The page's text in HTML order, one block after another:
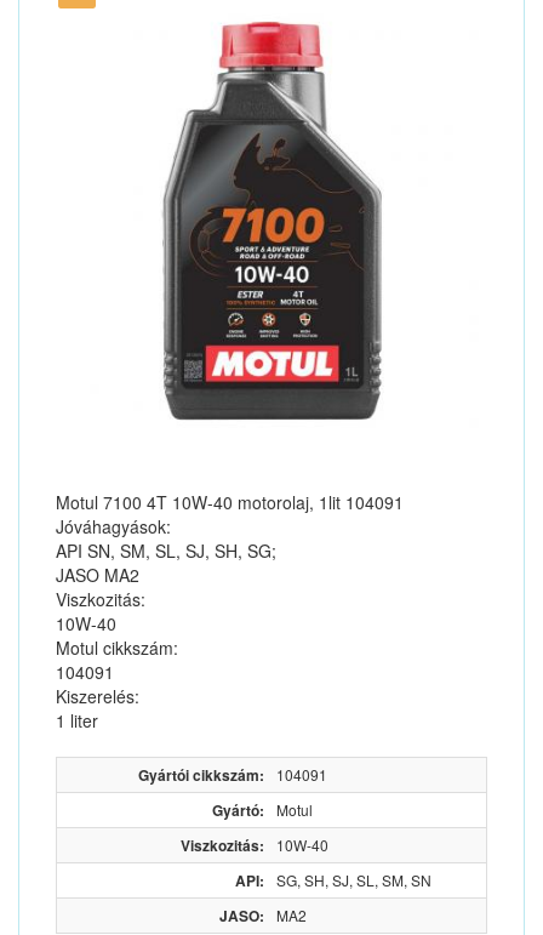
Motul 7100 4T 10W-40 motorolaj, 1lit 104091
Jóváhagyások:
API SN, SM, SL, SJ, SH, SG;
JASO MA2
Viszkozitás:
10W-40
Motul cikkszám:
104091
Kiszerelés:
1 liter
Gyártói cikkszám: 104091
Gyártó: Motul
Viszkozitás: 10W-40
API: SG, SH, SJ, SL, SM, SN
JASO: MA2